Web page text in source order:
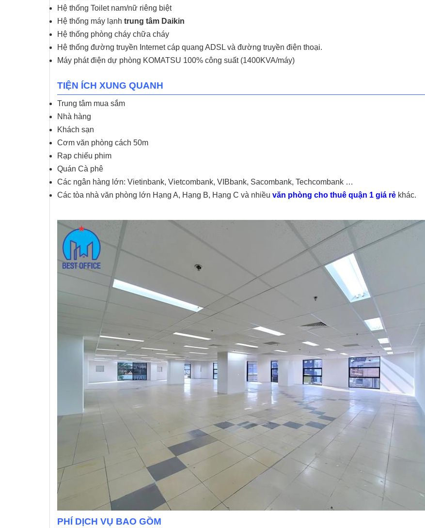
Hệ thống Toilet nam/nữ riêng biệt
Hệ thống máy lạnh trung tâm Daikin
Hệ thống phòng cháy chữa cháy
Hệ thống đường truyền Internet cáp quang ADSL và đường truyền điện thoại.
Máy phát điện dự phòng KOMATSU 100% công suất (1400KVA/máy)
TIỆN ÍCH XUNG QUANH
Trung tâm mua sắm
Nhà hàng
Khách sạn
Cơm văn phòng cách 50m
Rạp chiếu phim
Quán Cà phê
Các ngân hàng lớn: Vietinbank, Vietcombank, VIBbank, Sacombank, Techcombank …
Các tòa nhà văn phòng lớn Hạng A, Hạng B, Hạng C và nhiều văn phòng cho thuê quận 1 giá rẻ khác.
PHÍ DỊCH VỤ BAO GỒM